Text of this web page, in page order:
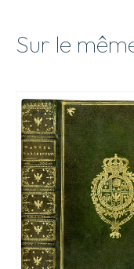
Sur le